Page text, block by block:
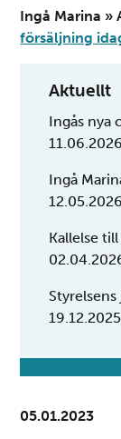
Ingå Marina »
försäljning
Aktuellt
Ingås nya
11.06.2026
Ingå
12.05.2026
Kallelse
19.12.2025
05.01.2023